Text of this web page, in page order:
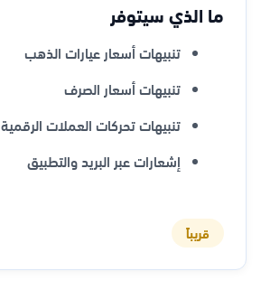
ما الذي سيتوفر
تنبيهات أسعار عيارات الذهب
تنبيهات أسعار الصرف
تنبيهات تحركات العملات الرقمية
إشعارات عبر البريد والتطبيق
قريباً